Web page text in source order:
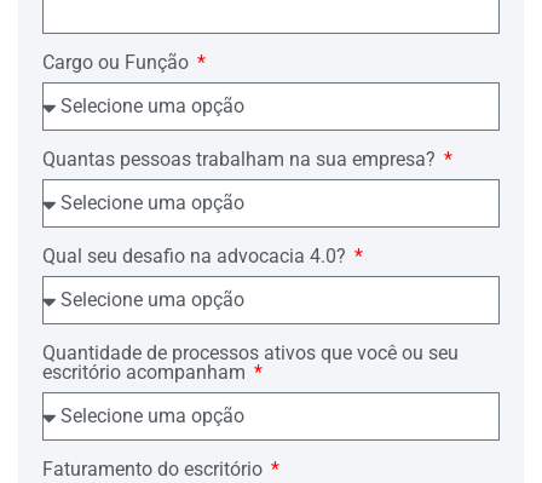
Cargo ou Função
Quantas pessoas trabalham na sua empresa?
Qual seu desafio na advocacia 4.0?
Quantidade de processos ativos que você ou seu
escritório acompanham
Faturamento do escritório